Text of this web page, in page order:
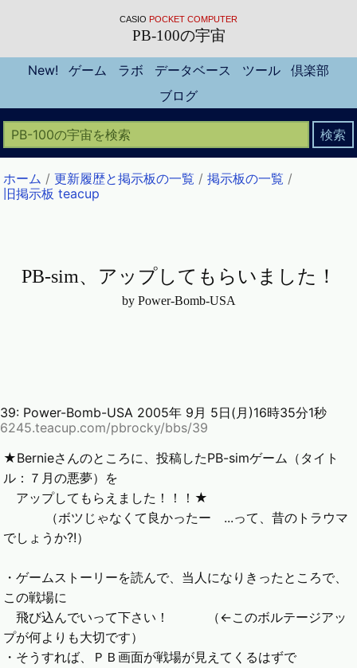
CASIO POCKET COMPUTER
PB-100の宇宙
New! ゲーム ラボ データベース ツール
倶楽部
ブログ
ホーム /更新履歴と掲示板の一覧 /掲示板の一覧 /
旧掲示板 teacup
PB-sim、アップしてもらいました！
by Power-Bomb-USA
39: Power-Bomb-USA 2005年 9月 5日(月)16時35分1秒
6245.teacup.com/pbrocky/bbs/39
★Bernieさんのところに、投稿したPB-simゲーム（タイト
ル：７月の悪夢）を
アップしてもらえました！！！★
（ボツじゃなくて良かったー ...って、昔のトラウマ
でしょうか?!）
・ゲームストーリーを読んで、当人になりきったところで、
この戦場に
飛び込んでいって下さい！ （←このボルテージアッ
プが何よりも大切です）
・そうすれば、ＰＢ画面が戦場が見えてくるはずで